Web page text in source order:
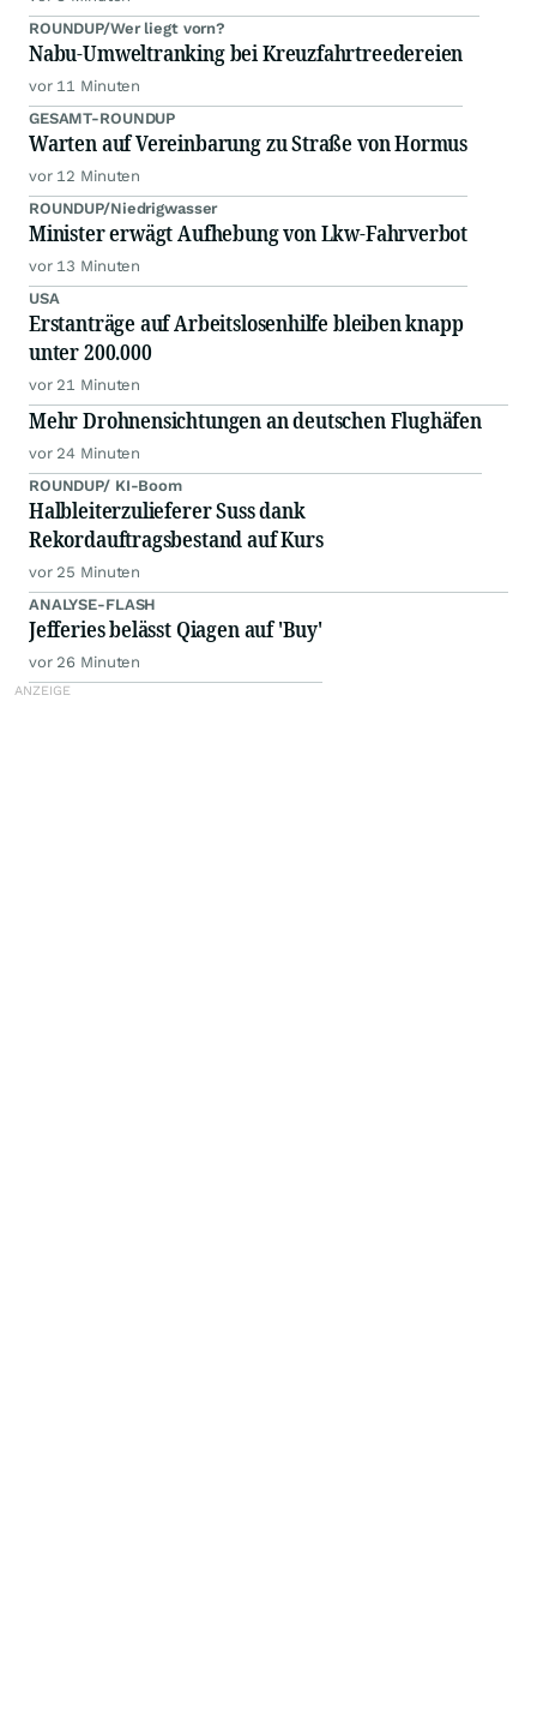
ROUNDUP/Wer liegt vorn?
Nabu-Umweltranking bei Kreuzfahrtreedereien
vor 11 Minuten
GESAMT-ROUNDUP
Warten auf Vereinbarung zu Straße von Hormus
vor 12 Minuten
ROUNDUP/Niedrigwasser
Minister erwägt Aufhebung von Lkw-Fahrverbot
vor 13 Minuten
USA
Erstanträge auf Arbeitslosenhilfe bleiben knapp
unter 200.000
vor 21 Minuten
Mehr Drohnensichtungen an deutschen Flughäfen
vor 24 Minuten
ROUNDUP/ KI-Boom
Halbleiterzulieferer Suss dank
Rekordauftragsbestand auf Kurs
vor 25 Minuten
ANALYSE-FLASH
Jefferies belässt Qiagen auf 'Buy'
vor 26 Minuten